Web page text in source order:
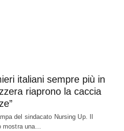
italiani sempre più in
riaprono la caccia
del sindacato Nursing Up. Il
mostra una…